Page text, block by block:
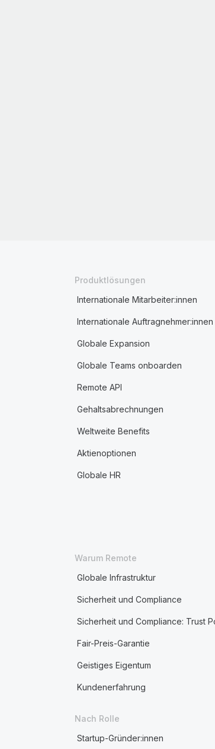
Produktlösungen
Internationale Mitarbeiter:innen
Internationale Auftragnehmer:innen
Globale Expansion
Globale Teams onboarden
Remote API
Gehaltsabrechnungen
Weltweite Benefits
Aktienoptionen
Globale HR
Warum Remote
Globale Infrastruktur
Sicherheit und Compliance
Sicherheit und Compliance: Trust
Fair-Preis-Garantie
Geistiges Eigentum
Kundenerfahrung
Nach Rolle
Startup-Gründer:innen